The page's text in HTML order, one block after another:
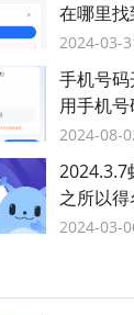
在哪里找
2024-03-
手机号
用手机
2024-08-
2024.3.7
之所以
2024-03-